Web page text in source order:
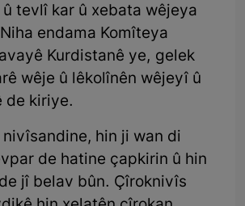
tevlî kar û xebata wêjeya
endama Komîteya
Kurdistanê ye, gelek
wêje û lêkolînên wêjeyî û
de kiriye.
hin ji wan di
de hatine çapkirin û hin
jî belav bûn. Çîroknivîs